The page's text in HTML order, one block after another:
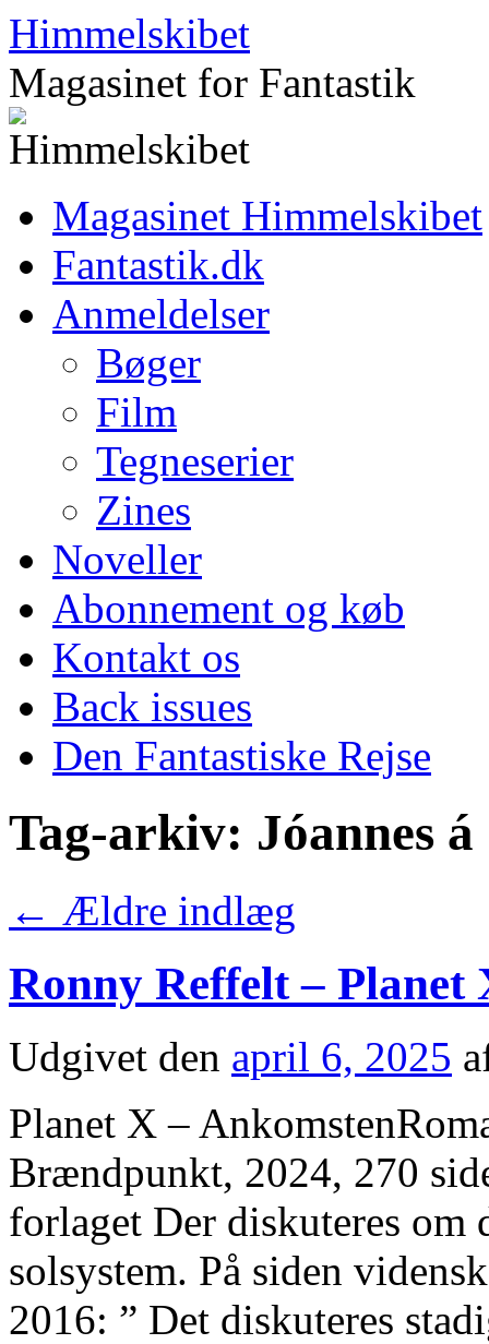
Hop
til
indhold
Himmelskibet
Magasinet for Fantastik
Magasinet Himmelskibet
Fantastik.dk
Anmeldelser
Bøger
Film
Tegneserier
Zines
Noveller
Abonnement og køb
Kontakt os
Back issues
Den Fantastiske Rejse
Tag-arkiv: Jóannes
← Ældre indlæg
Ronny Reffelt – Planet
Udgivet den april 6, 2025
Planet X –
Brændpunkt, 2024, 270
forlaget Der diskuteres om
solsystem. På siden
2016: ” Det diskuteres